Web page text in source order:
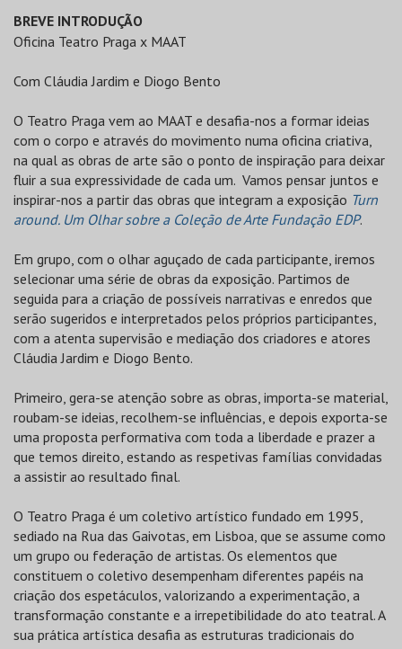
BREVE INTRODUÇÃO
Oficina Teatro Praga x MAAT
Com Cláudia Jardim e Diogo Bento
O Teatro Praga vem ao MAAT e desafia-nos a formar ideias
com o corpo e através do movimento numa oficina criativa,
na qual as obras de arte são o ponto de inspiração para deixar
fluir a sua expressividade de cada um. Vamos pensar juntos e
inspirar-nos a partir das obras que integram a exposição Turn
around. Um Olhar sobre a Coleção de Arte Fundação EDP.
Em grupo, com o olhar aguçado de cada participante, iremos
selecionar uma série de obras da exposição. Partimos de
seguida para a criação de possíveis narrativas e enredos que
serão sugeridos e interpretados pelos próprios participantes,
com a atenta supervisão e mediação dos criadores e atores
Cláudia Jardim e Diogo Bento.
Primeiro, gera-se atenção sobre as obras, importa-se material,
roubam-se ideias, recolhem-se influências, e depois exporta-se
uma proposta performativa com toda a liberdade e prazer a
que temos direito, estando as respetivas famílias convidadas
a assistir ao resultado final.
O Teatro Praga é um coletivo artístico fundado em 1995,
sediado na Rua das Gaivotas, em Lisboa, que se assume como
um grupo ou federação de artistas. Os elementos que
constituem o coletivo desempenham diferentes papéis na
criação dos espetáculos, valorizando a experimentação, a
transformação constante e a irrepetibilidade do ato teatral. A
sua prática artística desafia as estruturas tradicionais do